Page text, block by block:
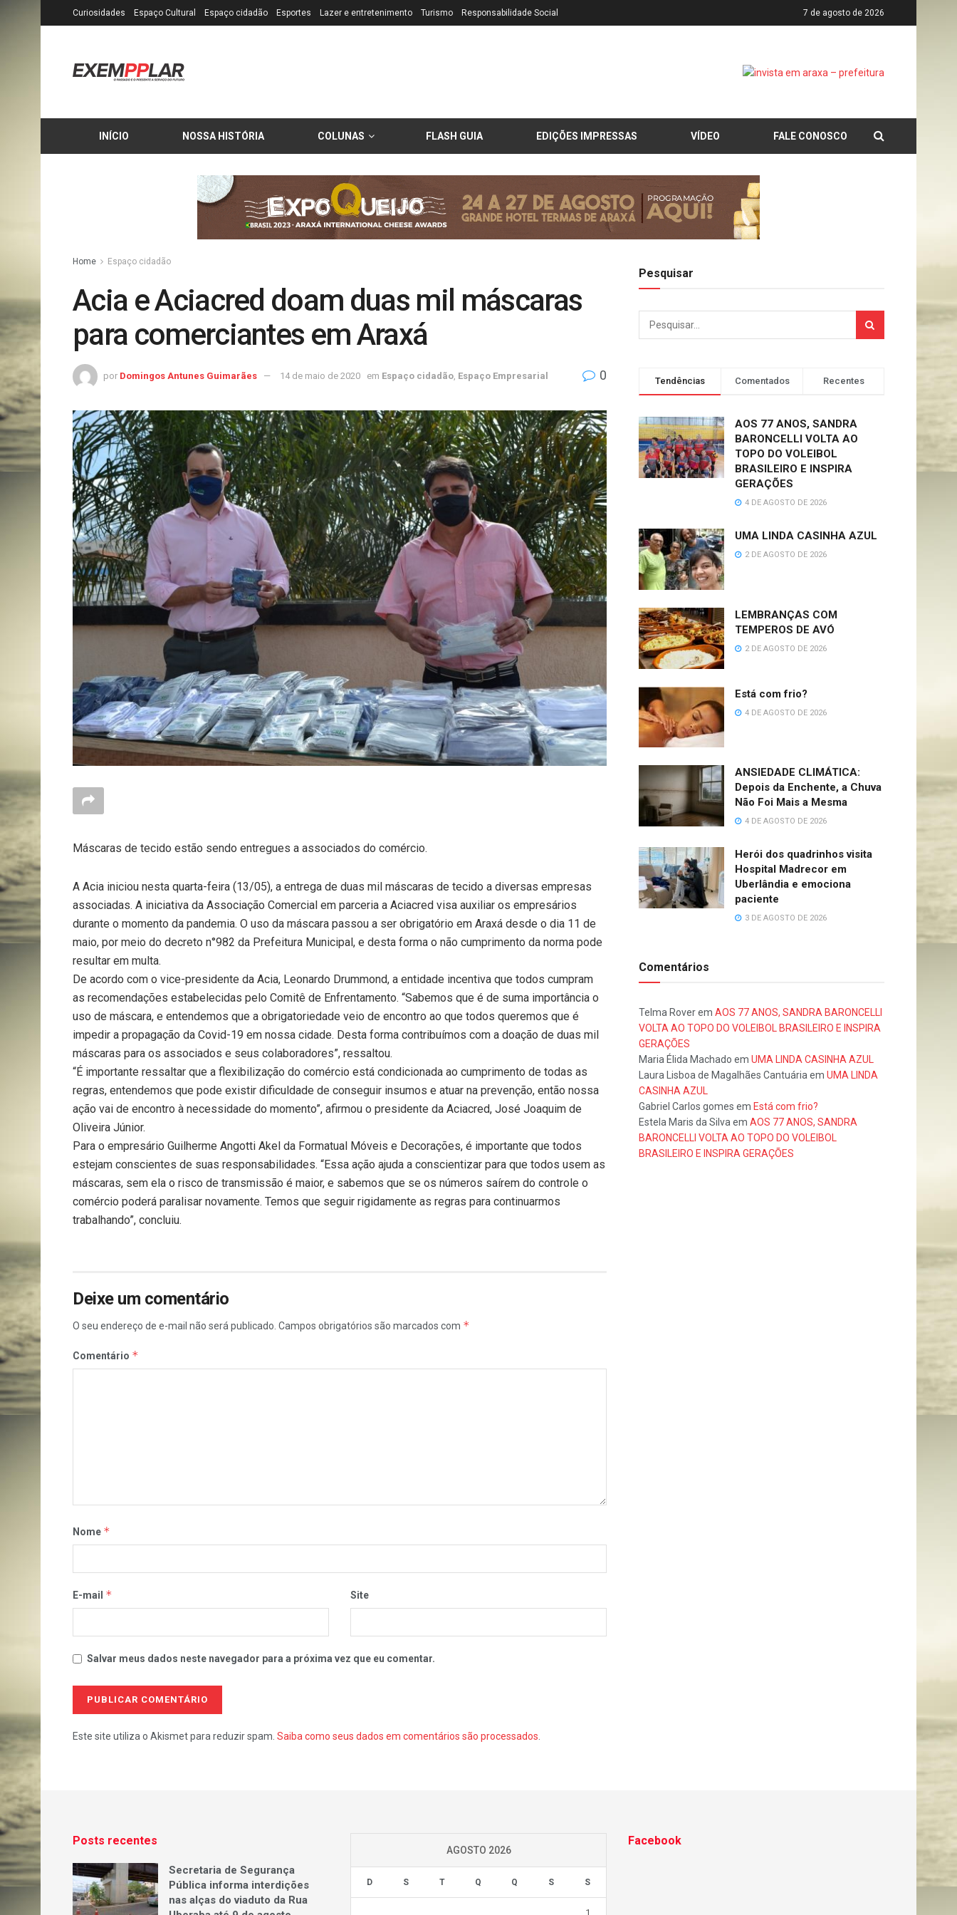
Curiosidades Espaço Cultural Espaço cidadão Esportes Lazer e entretenimento Turismo Responsabilidade Social 7 de agosto de 2026
INÍCIO NOSSA HISTÓRIA COLUNAS FLASH GUIA EDIÇÕES IMPRESSAS VÍDEO FALE CONOSCO
Home Espaço cidadão
Acia e Aciacred doam duas mil máscaras
para comerciantes em Araxá
por Domingos Antunes Guimarães 14 de maio de 2020 em Espaço cidadão Espaço Empresarial 0
Máscaras de tecido estão sendo entregues a associados do comércio.
A Acia iniciou nesta quarta-feira (13/05), a entrega de duas mil máscaras de tecido a diversas empresas
associadas. A iniciativa da Associação Comercial em parceria a Aciacred visa auxiliar os empresários
durante o momento da pandemia. O uso da máscara passou a ser obrigatório em Araxá desde o dia 11 de
maio, por meio do decreto n°982 da Prefeitura Municipal, e desta forma o não cumprimento da norma pode
resultar em multa.
De acordo com o vice-presidente da Acia, Leonardo Drummond, a entidade incentiva que todos cumpram
as recomendações estabelecidas pelo Comitê de Enfrentamento. “Sabemos que é de suma importância o
uso de máscara, e entendemos que a obrigatoriedade veio de encontro ao que todos queremos que é
impedir a propagação da Covid-19 em nossa cidade. Desta forma contribuímos com a doação de duas mil
máscaras para os associados e seus colaboradores”, ressaltou.
“É importante ressaltar que a flexibilização do comércio está condicionada ao cumprimento de todas as
regras, entendemos que pode existir dificuldade de conseguir insumos e atuar na prevenção, então nossa
ação vai de encontro à necessidade do momento”, afirmou o presidente da Aciacred, José Joaquim de
Oliveira Júnior.
Para o empresário Guilherme Angotti Akel da Formatual Móveis e Decorações, é importante que todos
estejam conscientes de suas responsabilidades. “Essa ação ajuda a conscientizar para que todos usem as
máscaras, sem ela o risco de transmissão é maior, e sabemos que se os números saírem do controle o
comércio poderá paralisar novamente. Temos que seguir rigidamente as regras para continuarmos
trabalhando”, concluiu.
Deixe um comentário
O seu endereço de e-mail não será publicado. Campos obrigatórios são marcados com *
Comentário *
Nome *
E-mail * Site
Salvar meus dados neste navegador para a próxima vez que eu comentar.
Este site utiliza o Akismet para reduzir spam. Saiba como seus dados em comentários são processados.
Pesquisar
Tendências Comentados Recentes
AOS 77 ANOS, SANDRA
BARONCELLI VOLTA AO
TOPO DO VOLEIBOL
BRASILEIRO E INSPIRA
GERAÇÕES
4 DE AGOSTO DE 2026
UMA LINDA CASINHA AZUL
2 DE AGOSTO DE 2026
LEMBRANÇAS COM
TEMPEROS DE AVÓ
2 DE AGOSTO DE 2026
Está com frio?
4 DE AGOSTO DE 2026
ANSIEDADE CLIMÁTICA:
Depois da Enchente, a Chuva
Não Foi Mais a Mesma
4 DE AGOSTO DE 2026
Herói dos quadrinhos visita
Hospital Madrecor em
Uberlândia e emociona
paciente
3 DE AGOSTO DE 2026
Comentários
Telma Roverem AOS 77 ANOS, SANDRA BARONCELLI
VOLTA AO TOPO DO VOLEIBOL BRASILEIRO E INSPIRA
GERAÇÕES
Maria Élida Machado em UMA LINDA CASINHA AZUL
Laura Lisboa de Magalhães Cantuáriaem UMA LINDA
CASINHA AZUL
Gabriel Carlos gomes em Está com frio?
Estela Maris da Silvaem AOS 77 ANOS, SANDRA
BARONCELLI VOLTA AO TOPO DO VOLEIBOL
BRASILEIRO E INSPIRA GERAÇÕES
Posts recentes
Secretaria de Segurança
Pública informa interdições
nas alças do viaduto da Rua
AGOSTO 2026
D S T Q Q S S
1
Facebook